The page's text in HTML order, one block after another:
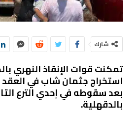
شارك
تمكنت قوات الإنقاذ النهري
استخراج جثمان شاب في
بعد سقوطه في إحدي الترع
بالدقهلية.